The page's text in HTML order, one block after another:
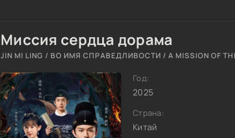
Миссия сердца дорама
JIN MI LING / ВО ИМЯ СПРАВЕДЛИВОСТИ / A MISSION OF
Год:
2025
Страна:
Китай